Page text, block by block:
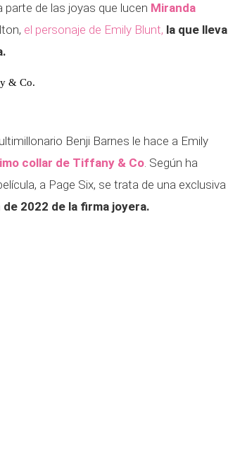
parte de las joyas que lucen Miranda
el personaje de Emily Blunt, la que lleva
& Co.
Benji Barnes le hace a Emily
collar de Tiffany & Co. Según ha
a Page Six, se trata de una exclusiva
2022 de la firma joyera.